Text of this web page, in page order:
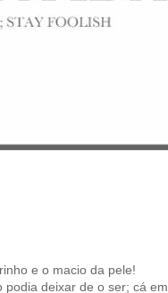
e o macio da pele!
podia deixar de o ser; cá em